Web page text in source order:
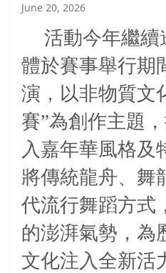
June 20, 2026
活動今年繼續
體於賽事舉行期
演，以非物質文
賽”為創作主題
入嘉年華風格及
將傳統龍舟、舞
代流行舞蹈方式
的澎湃氣勢 ，
文化注入全新活